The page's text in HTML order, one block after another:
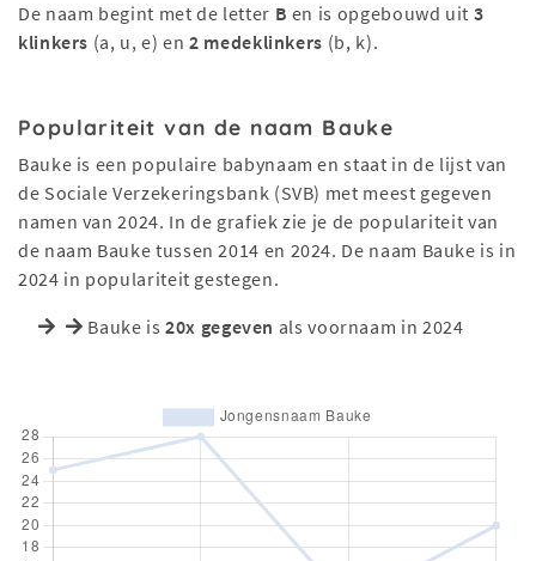
De naam begint met de letter B en is opgebouwd uit 3
klinkers (a, u, e) en2 medeklinkers (b, k).
Populariteit van de naam Bauke
Bauke is een populaire babynaam en staat in de lijst van
de Sociale Verzekeringsbank (SVB) met meest gegeven
namen van 2024. In de grafiek zie je de populariteit van
de naam Bauke tussen 2014 en 2024. De naam Bauke is in
2024 in populariteit gestegen.
Bauke is20x gegeven als voornaam in 2024